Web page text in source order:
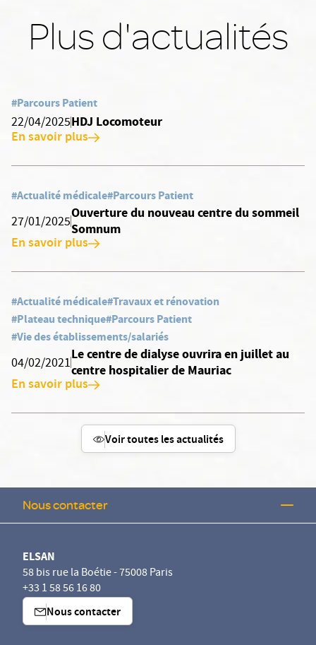
Plus d'actualités
#Parcours Patient
22/04/2025HDJ Locomoteur
En savoir plus
#Actualité médicale#Parcours Patient
27/01/2025
Ouverture du nouveau centre du sommeil
Somnum
En savoir plus
#Actualité médicale#Travaux et rénovation
#Plateau technique#Parcours Patient
#Vie des établissements/salariés
04/02/2021
Le centre de dialyse ouvrira en juillet au
centre hospitalier de Mauriac
En savoir plus
Voir toutes les actualités
Nous contacter
ELSAN
58 bis rue la Boétie - 75008 Paris
+33 1 58 56 16 80
Nous contacter